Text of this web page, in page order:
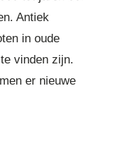
Antiek
in oude
vinden zijn.
er nieuwe